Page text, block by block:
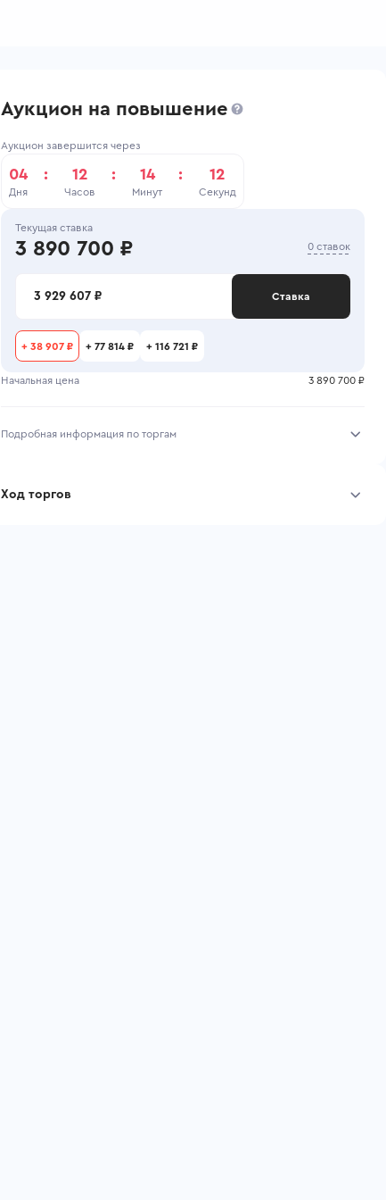
Аукцион на повышение
Аукцион завершится через
04
Дня
: 12
Часов
: 14
Минут
: 12
Секунд
Текущая ставка
3 890 700 ₽ 0 ставок
3 929 607 ₽ Ставка
+ 38 907 ₽ + 77 814 ₽ + 116 721 ₽
Начальная цена 3 890 700 ₽
Подробная информация по торгам
Ход торгов